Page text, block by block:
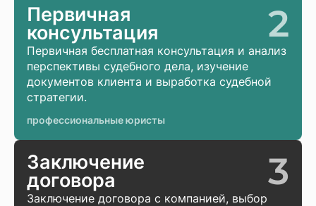
Первичная
консультация
2
Первичная бесплатная консультация и анализ
перспективы судебного дела, изучение
документов клиента и выработка судебной
стратегии.
профессиональные юристы
Заключение
договора
3
Заключение договора с компанией, выбор